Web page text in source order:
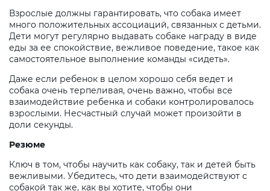
Взрослые должны гарантировать, что собака имеет
много положительных ассоциаций, связанных с детьми.
Дети могут регулярно выдавать собаке награду в виде
еды за ее спокойствие, вежливое поведение, такое как
самостоятельное выполнение команды «сидеть».
Даже если ребенок в целом хорошо себя ведет и
собака очень терпеливая, очень важно, чтобы все
взаимодействие ребенка и собаки контролировалось
взрослыми. Несчастный случай может произойти в
доли секунды.
Резюме
Ключ в том, чтобы научить как собаку, так и детей быть
вежливыми. Убедитесь, что дети взаимодействуют с
собакой так же, как вы хотите, чтобы они